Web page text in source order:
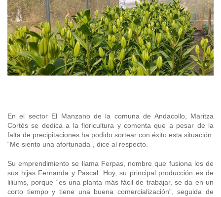
Oficina virtual de atención ciudadana
Indicadores de Gestión
Trabaje en INDAP
Programa de Alianzas Productivas
Crédito Corto Plazo
Ver todos los Programas
Concursos de Fomento
Biobío
Seminarios
Biblioteca
Contacto de Prensa
Podcast
Fotografía
Biblioteca
En el sector El Manzano de la comuna de Andacollo, Maritza
Cortés se dedica a la floricultura y comenta que a pesar de la
falta de precipitaciones ha podido sortear con éxito esta situación.
“Me siento una afortunada”, dice al respecto.
Su emprendimiento se llama Ferpas, nombre que fusiona los de
sus hijas Fernanda y Pascal. Hoy, su principal producción es de
liliums, porque “es una planta más fácil de trabajar, se da en un
corto tiempo y tiene una buena comercialización”, seguida de